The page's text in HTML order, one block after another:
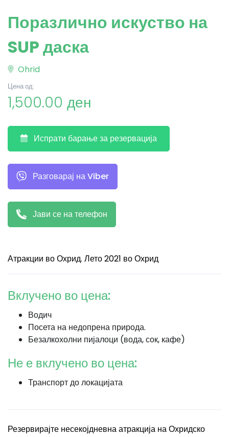
Поразлично искуство на
SUP даска
Ohrid
Цена од:
1,500.00 ден
Испрати барање за резервација
Разговарај на Viber
Јави се на телефон
Атракции во Охрид. Лето 2021 во Охрид
Вклучено во цена:
Водич
Посета на недопрена природа.
Безалкохолни пијалоци (вода, сок, кафе)
Не е вклучено во цена:
Транспорт до локацијата
Резервирајте несекојдневна атракција на Охридско